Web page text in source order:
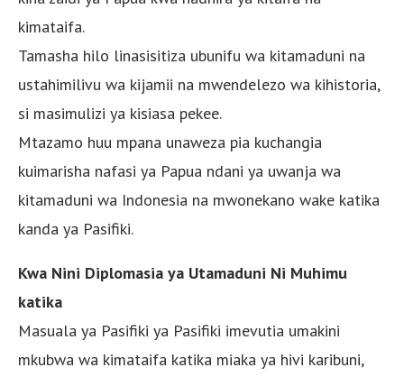
kimataifa.
Tamasha hilo linasisitiza ubunifu wa kitamaduni na
ustahimilivu wa kijamii na mwendelezo wa kihistoria,
si masimulizi ya kisiasa pekee.
Mtazamo huu mpana unaweza pia kuchangia
kuimarisha nafasi ya Papua ndani ya uwanja wa
kitamaduni wa Indonesia na mwonekano wake katika
kanda ya Pasifiki.
Kwa Nini Diplomasia ya Utamaduni Ni Muhimu
katika
Masuala ya Pasifiki ya Pasifiki imevutia umakini
mkubwa wa kimataifa katika miaka ya hivi karibuni,